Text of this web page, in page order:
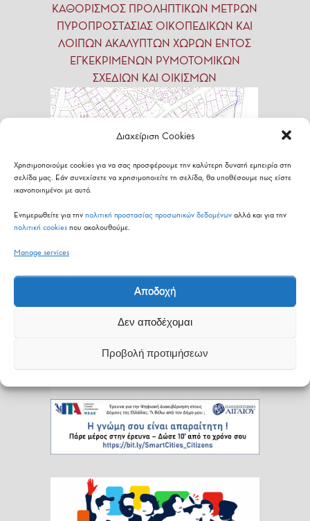
Διαχείριση Cookies
Χρησιμοποιούμε cookies για να σας προσφέρουμε την καλύτερη δυνατή εμπειρία στη
σελίδα μας. Εάν συνεχίσετε να χρησιμοποιείτε τη σελίδα, θα υποθέσουμε πως είστε
ικανοποιημένοι με αυτό.
Ενημερωθείτε για την πολιτική προστασίας προσωπικών δεδομένων αλλά και για την
πολιτική cookies που ακολουθούμε.
Manage services
Αποδοχή
Δεν αποδέχομαι
Προβολή προτιμήσεων
ΚΑΘΟΡΙΣΜΟΣ ΠΡΟΛΗΠΤΙΚΩΝ ΜΕΤΡΩΝ
ΠΥΡΟΠΡΟΣΤΑΣΙΑΣ ΟΙΚΟΠΕΔΙΚΩΝ ΚΑΙ
ΛΟΙΠΩΝ ΑΚΑΛΥΠΤΩΝ ΧΩΡΩΝ ΕΝΤΟΣ
ΕΓΚΕΚΡΙΜΕΝΩΝ ΡΥΜΟΤΟΜΙΚΩΝ
ΣΧΕΔΙΩΝ ΚΑΙ ΟΙΚΙΣΜΩΝ
Πράσινες Δημόσιες Συμβάσεις (ΠΔΣ)